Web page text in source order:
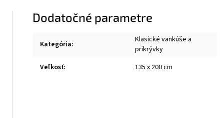
Dodatočné parametre
Kategória:
Klasické vankúše a
prikrývky
Veľkosť: 135 x 200 cm